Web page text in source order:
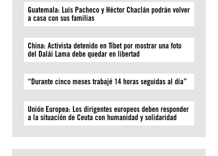
Guatemala: Luis Pacheco y Héctor Chaclán podrán volver
a casa con sus familias
China: Activista detenido en Tíbet por mostrar una foto
del Dalái Lama debe quedar en libertad
“Durante cinco meses trabajé 14 horas seguidas al día”
Unión Europea: Los dirigentes europeos deben responder
a la situación de Ceuta con humanidad y solidaridad